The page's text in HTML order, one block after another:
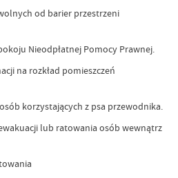
od barier przestrzeni
Nieodpłatnej Pomocy Prawnej.
na rozkład pomieszczeń
korzystających z psa przewodnika.
lub ratowania osób wewnątrz